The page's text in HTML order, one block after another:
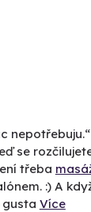
se
třeba
:) A
gusta Více